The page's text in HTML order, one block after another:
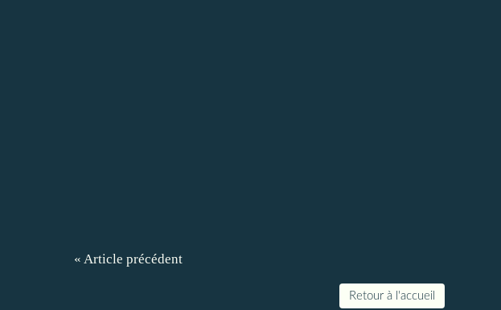
« Article précédent
Retour à l'accueil